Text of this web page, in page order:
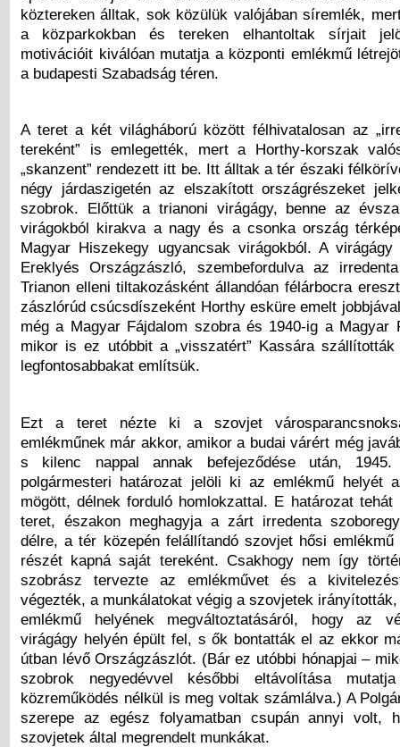
köztereken álltak, sok közülük valójában síremlék,
a közparkokban és tereken elhantoltak sírjait
motivációit kiválóan mutatja a központi emlékmű
a budapesti Szabadság téren.
A teret a két világháború között félhivatalosan az
tereként” is emlegették, mert a Horthy-korszak
„skanzent” rendezett itt be. Itt álltak a tér északi
négy járdaszigetén az elszakított országrészeket
szobrok. Előttük a trianoni virágágy, benne az
virágokból kirakva a nagy és a csonka ország
Magyar Hiszekegy ugyancsak virágokból. A
Ereklyés Országzászló, szembefordulva az
Trianon elleni tiltakozásként állandóan félárbocra
zászlórúd csúcsdíszeként Horthy esküre emelt
még a Magyar Fájdalom szobra és 1940-ig a Magyar
mikor is ez utóbbit a „visszatért” Kassára
legfontosabbakat említsük.
Ezt a teret nézte ki a szovjet
emlékműnek már akkor, amikor a budai várért még
s kilenc nappal annak befejeződése után, 1945.
polgármesteri határozat jelöli ki az emlékmű helyét
mögött, délnek forduló homlokzattal. E határozat tehát
teret, északon meghagyja a zárt irredenta
délre, a tér közepén felállítandó szovjet hősi
részét kapná saját tereként. Csakhogy nem így
szobrász tervezte az emlékművet és a
végezték, a munkálatokat végig a szovjetek
emlékmű helyének megváltoztatásáról, hogy az
virágágy helyén épült fel, s ők bontatták el az ekkor
útban lévő Országzászlót. (Bár ez utóbbi hónapjai –
szobrok negyedévvel későbbi eltávolítása
közreműködés nélkül is meg voltak számlálva.) A
szerepe az egész folyamatban csupán annyi volt,
szovjetek által megrendelt munkákat.